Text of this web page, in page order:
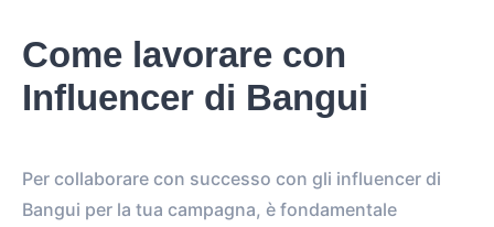
Come lavorare con
Influencer di Bangui
Per collaborare con successo con gli influencer di
Bangui per la tua campagna, è fondamentale